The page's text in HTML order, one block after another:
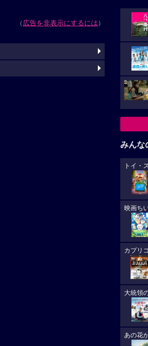
（広告を非表示にするには）
みんな
トイ・
映画ち
カプリ
大統領
あの花